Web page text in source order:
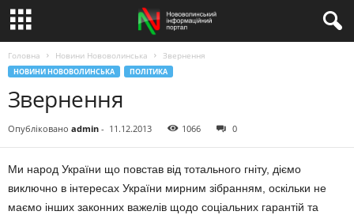
Головна Новини Нововолинська Звернення
НОВИНИ НОВОВОЛИНСЬКА ПОЛІТИКА
Звернення
Опубліковано admin - 11.12.2013 1066 0
Ми народ України що повстав від тотального гніту, діємо
виключно в інтересах України мирним зібранням, оскільки не
маємо інших законних важелів щодо соціальних гарантій та